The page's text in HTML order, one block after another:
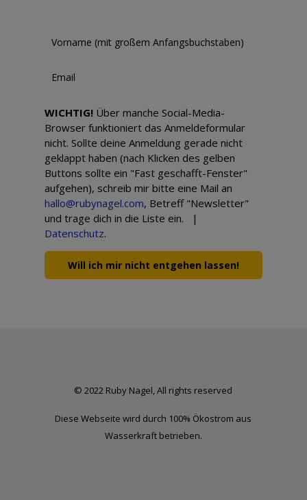
WICHTIG!Über manche Social-Media-
Browser funktioniert das Anmeldeformular
nicht. Sollte deine Anmeldung gerade nicht
geklappt haben (nach Klicken des gelben
Buttons sollte ein "Fast geschafft-Fenster"
aufgehen), schreib mir bitte eine Mail an
hallo@rubynagel.com, Betreff "Newsletter"
und trage dich in die Liste ein. |
Datenschutz.
Will ich mir nicht entgehen lassen!
© 2022 Ruby Nagel, All rights reserved
Diese Webseite wird durch 100% Ökostrom aus
Wasserkraft betrieben.